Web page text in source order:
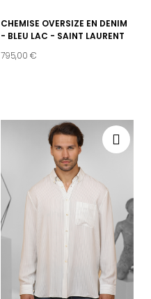
CHEMISE OVERSIZE EN DENIM
- BLEU LAC - SAINT LAURENT
795,00 €